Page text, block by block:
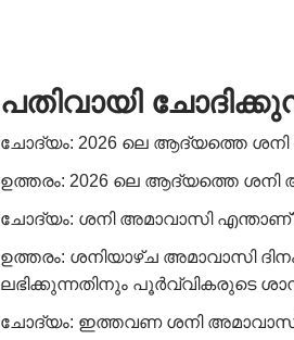
പതിവായി
ചോദ്യം: 2026 ലെ ആദ്യത്തെ
ഉത്തരം: 2026 ലെ ആദ്യത്തെ
ചോദ്യം: ശനി അമാവാസി
ഉത്തരം: ശനിയാഴ്ച അമാവാസി
ലഭിക്കുന്നതിനും പൂർവ്വികരുടെ
ചോദ്യം: ഇത്തവണ ശനി